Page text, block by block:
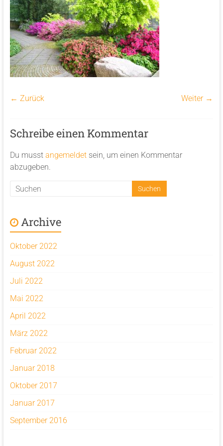
← Zurück Weiter →
Schreibe einen Kommentar
Du musst angemeldetsein, um einen Kommentar
abzugeben.
Archive
Oktober 2022
August 2022
Juli 2022
Mai 2022
April 2022
März 2022
Februar 2022
Januar 2018
Oktober 2017
Januar 2017
September 2016